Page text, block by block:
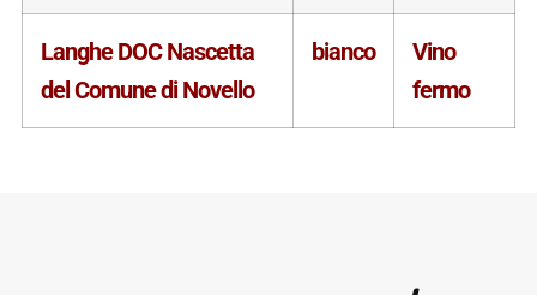
Langhe DOC Nascetta
del Comune di Novello
bianco
Vino
fermo